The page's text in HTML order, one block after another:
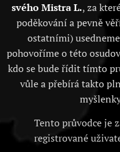
svého Mistra L., za
poděkování a pevně
ostatními)
pohovoříme o této
kdo se bude řídit tímto
vůle a přebírá takto
Tento průvodce je
registrované